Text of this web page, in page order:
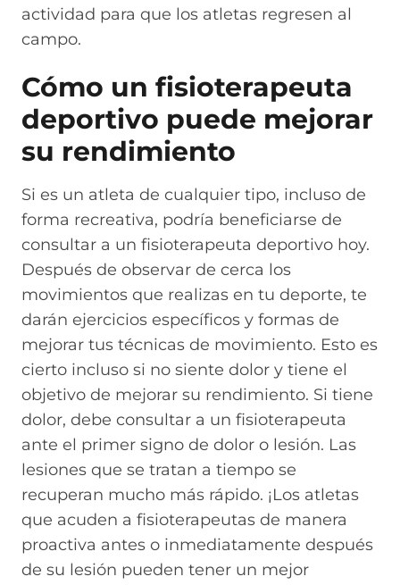
actividad para que los atletas regresen al
campo.
Cómo un fisioterapeuta
deportivo puede mejorar
su rendimiento
Si es un atleta de cualquier tipo, incluso de
forma recreativa, podría beneficiarse de
consultar a un fisioterapeuta deportivo hoy.
Después de observar de cerca los
movimientos que realizas en tu deporte, te
darán ejercicios específicos y formas de
mejorar tus técnicas de movimiento. Esto es
cierto incluso si no siente dolor y tiene el
objetivo de mejorar su rendimiento. Si tiene
dolor, debe consultar a un fisioterapeuta
ante el primer signo de dolor o lesión. Las
lesiones que se tratan a tiempo se
recuperan mucho más rápido. ¡Los atletas
que acuden a fisioterapeutas de manera
proactiva antes o inmediatamente después
de su lesión pueden tener un mejor